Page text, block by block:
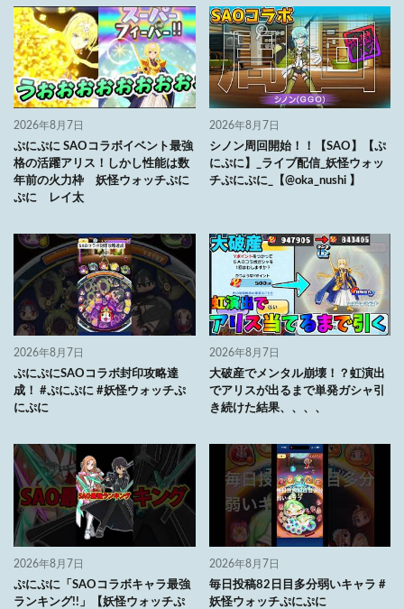
2026年8月7日
ぷにぷに SAOコラボイベント最強
格の活躍アリス！しかし性能は数
年前の火力枠 妖怪ウォッチぷに
ぷに レイ太
2026年8月7日
シノン周回開始！！【SAO】【ぷ
にぷに】_ライブ配信_妖怪ウォッ
チぷにぷに_【@oka_nushi 】
2026年8月7日
ぷにぷにSAOコラボ封印攻略達
成！ #ぷにぷに #妖怪ウォッチぷ
にぷに
2026年8月7日
大破産でメンタル崩壊！？虹演出
でアリスが出るまで単発ガシャ引
き続けた結果、、、、
2026年8月7日
ぷにぷに「SAOコラボキャラ最強
ランキング!!」【妖怪ウォッチぷ
2026年8月7日
毎日投稿82日目多分弱いキャラ #
妖怪ウォッチぷにぷに